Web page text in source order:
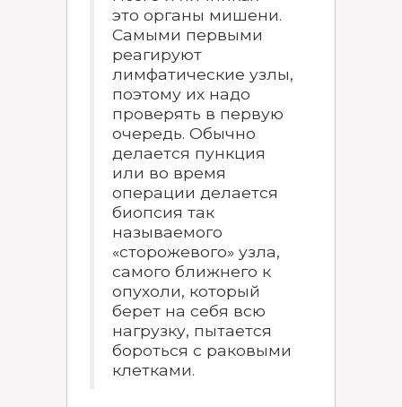
это органы мишени.
Самыми первыми
реагируют
лимфатические узлы,
поэтому их надо
проверять в первую
очередь. Обычно
делается пункция
или во время
операции делается
биопсия так
называемого
«сторожевого» узла,
самого ближнего к
опухоли, который
берет на себя всю
нагрузку, пытается
бороться с раковыми
клетками.